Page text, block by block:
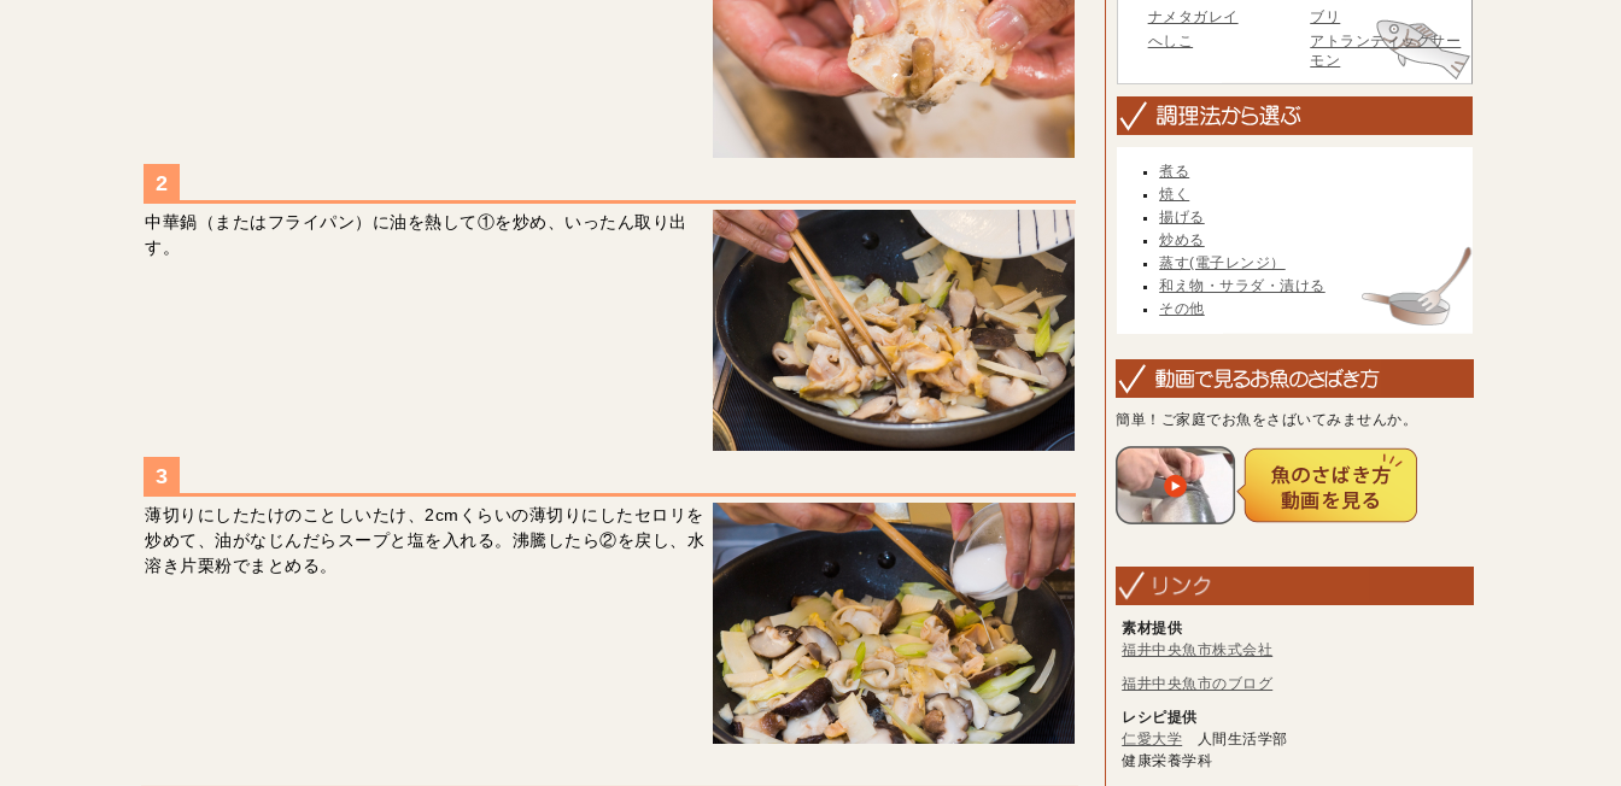
中華鍋（またはフライパン）に油を熱して①を炒め、いったん取り出
す。
薄切りにしたたけのことしいたけ、2cmくらいの薄切りにしたセロリを
炒めて、油がなじんだらスープと塩を入れる。沸騰したら②を戻し、水
溶き片栗粉でまとめる。
ナメタガレイ
ブリ
へしこ
アトランティックサー
モン
煮る
焼く
揚げる
炒める
蒸す(電子レンジ）
和え物・サラダ・漬ける
その他
簡単！ご家庭でお魚をさばいてみませんか。
素材提供
福井中央魚市株式会社
福井中央魚市のブログ
レシピ提供
仁愛大学 人間生活学部
健康栄養学科